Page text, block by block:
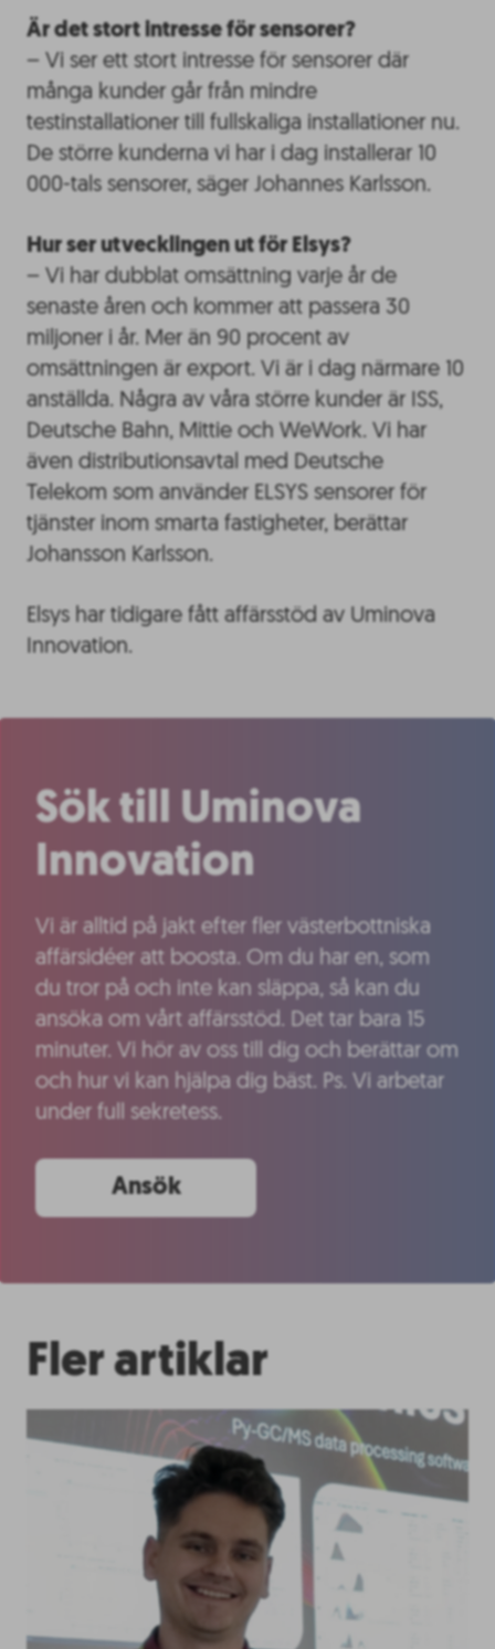
Är det stort intresse för sensorer?
– Vi ser ett stort intresse för sensorer där
många kunder går från mindre
testinstallationer till fullskaliga installationer nu.
De större kunderna vi har i dag installerar 10
000-tals sensorer, säger Johannes Karlsson.
Hur ser utvecklingen ut för Elsys?
– Vi har dubblat omsättning varje år de
senaste åren och kommer att passera 30
miljoner i år. Mer än 90 procent av
omsättningen är export. Vi är i dag närmare 10
anställda. Några av våra större kunder är ISS,
Deutsche Bahn, Mittie och WeWork. Vi har
även distributionsavtal med Deutsche
Telekom som använder ELSYS sensorer för
tjänster inom smarta fastigheter, berättar
Johansson Karlsson.
Elsys har tidigare fått affärsstöd av Uminova
Innovation.
Sök till Uminova
Innovation
Vi är alltid på jakt efter fler västerbottniska
affärsidéer att boosta. Om du har en, som
du tror på och inte kan släppa, så kan du
ansöka om vårt affärsstöd. Det tar bara 15
minuter. Vi hör av oss till dig och berättar om
och hur vi kan hjälpa dig bäst. Ps. Vi arbetar
under full sekretess.
Ansök
Fler artiklar